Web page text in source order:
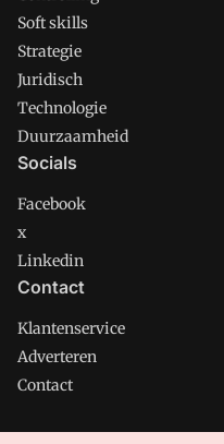
Soft skills
Strategie
Juridisch
Technologie
Duurzaamheid
Socials
Facebook
x
Linkedin
Contact
Klantenservice
Adverteren
Contact